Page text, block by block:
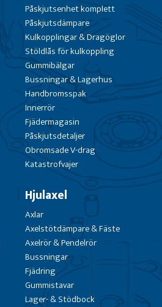
Påskjutsenhet komplett
Påskjutsdämpare
Kulkopplingar & Dragöglor
Stöldlås för kulkoppling
Gummibälgar
Bussningar & Lagerhus
Handbromsspak
Innerrör
Fjädermagasin
Påskjutsdetaljer
Obromsade V-drag
Katastrofvajer
Hjulaxel
Axlar
Axelstötdämpare & Fäste
Axelrör & Pendelrör
Bussningar
Fjädring
Gummistavar
Lager- & Stödbock